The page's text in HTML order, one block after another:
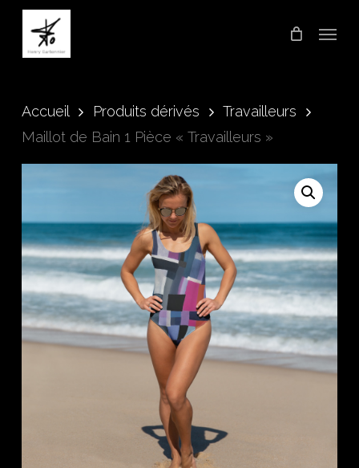
Skip
main
Accueil Produits dérivés
Travailleurs
Maillot de Bain 1 Pièce « Travailleurs »